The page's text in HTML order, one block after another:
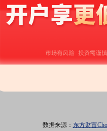
数据来源： 东方财富